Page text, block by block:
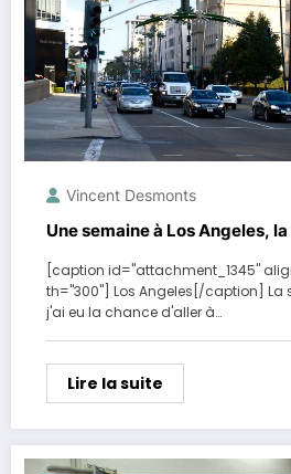
Vincent Desmonts
Une semaine à Los Angeles, la
[caption id="attachment_1345"
th="300"] Los Angeles[/caption] La
j'ai eu la chance d'aller à…
Lire la suite